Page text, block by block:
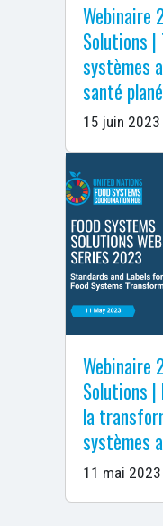
Webinaire
Solutions
systèmes
santé
15 juin
Webinaire
Solutions |
la
systèmes
11 mai